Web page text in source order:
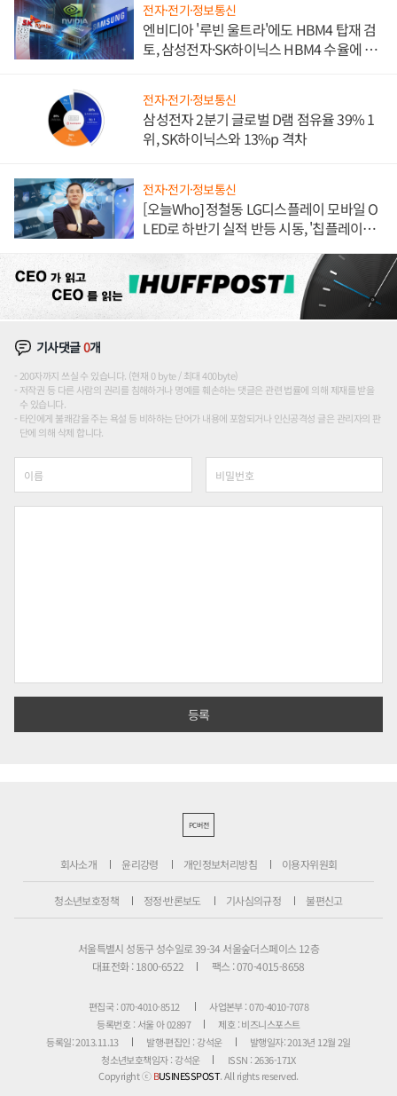
전자·전기·정보통신
엔비디아 '루빈 울트라'에도 HBM4 탑재 검
토, 삼성전자·SK하이닉스 HBM4 수율에 주
전자·전기·정보통신
삼성전자 2분기 글로벌 D램 점유율 39% 1
위, SK하이닉스와 13%p 격차
전자·전기·정보통신
[오늘Who] 정철동 LG디스플레이 모바일 O
LED로 하반기 실적 반등 시동, '칩플레이
기사댓글0개
200자까지 쓰실 수 있습니다. (현재 0 byte / 최대 400byte)
저작권 등 다른 사람의 권리를 침해하거나 명예를 훼손하는 댓글은 관련 법률에 의해 제재를 받을
수 있습니다.
타인에게 불쾌감을 주는 욕설 등 비하하는 단어가 내용에 포함되거나 인신공격성 글은 관리자의 판
단에 의해 삭제 합니다.
PC버전
회사소개 윤리강령 개인정보처리방침 이용자위원회
청소년보호정책 정정·반론보도 기사심의규정 불편신고
서울특별시 성동구 성수일로 39-34 서울숲더스페이스 12층
대표전화 : 1800-6522
팩스 : 070-4015-8658
편집국 : 070-4010-8512
사업본부 : 070-4010-7078
등록번호 : 서울 아 02897
제호 : 비즈니스포스트
등록일: 2013.11.13
발행·편집인 : 강석운
발행일자: 2013년 12월 2일
청소년보호책임자 : 강석운
ISSN : 2636-171X
Copyright ⓒBUSINESSPOST. All rights reserved.